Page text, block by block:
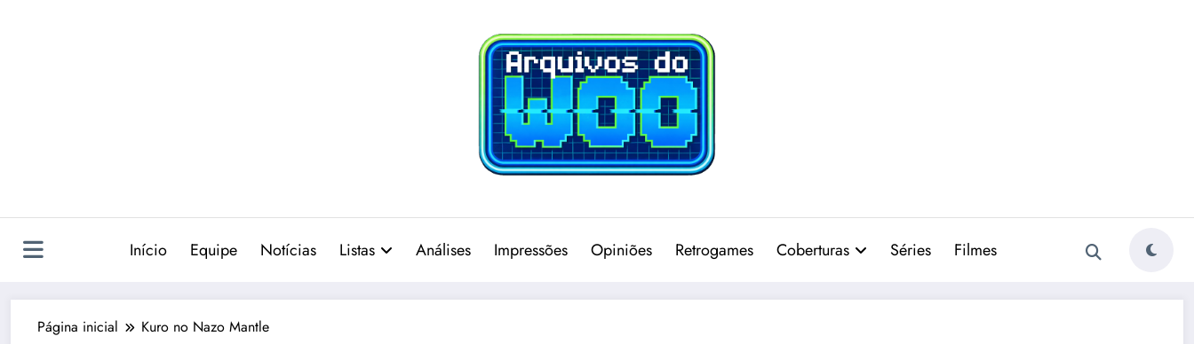
Início Equipe Notícias Listas Análises Impressões Opiniões Retrogames Coberturas Séries Filmes
Página inicial Kuro no Nazo Mantle